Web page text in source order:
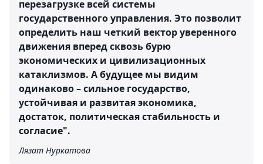
перезагрузке всей системы
государственного управления. Это позволит
определить наш четкий вектор уверенного
движения вперед сквозь бурю
экономических и цивилизационных
катаклизмов. А будущее мы видим
одинаково – сильное государство,
устойчивая и развитая экономика,
достаток, политическая стабильность и
согласие".
Лязат Нуркатова